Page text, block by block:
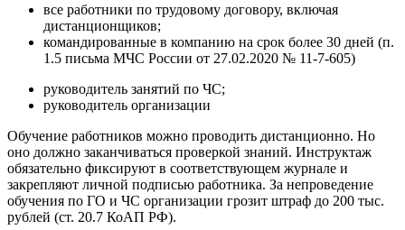
все работники по трудовому договору, включая
дистанционщиков;
командированные в компанию на срок более 30 дней (п.
1.5 письма МЧС России от 27.02.2020 № 11-7-605)
руководитель занятий по ЧС;
руководитель организации
Обучение работников можно проводить дистанционно. Но
оно должно заканчиваться проверкой знаний. Инструктаж
обязательно фиксируют в соответствующем журнале и
закрепляют личной подписью работника. За непроведение
обучения по ГО и ЧС организации грозит штраф до 200 тыс.
рублей (ст. 20.7 КоАП РФ).